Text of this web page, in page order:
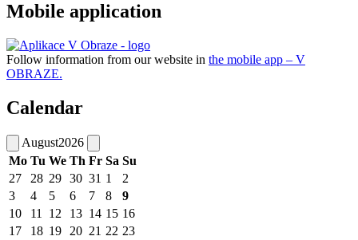
Mobile application
Follow information from our website in the mobile app – V
OBRAZE.
Calendar
August2026
Mo Tu We Th Fr Sa Su
27
28 29 30 31 1
2
3
4 5 6 7 8
9
10
11 12 13 14 15 16
17
18 19 20 21 22 23